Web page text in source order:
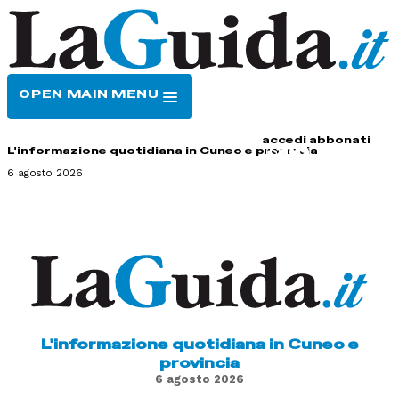
OPEN MAIN MENU
accedi abbonati
L'informazione quotidiana in Cuneo e provincia
6 agosto 2026
L'informazione quotidiana in Cuneo e
provincia
6 agosto 2026